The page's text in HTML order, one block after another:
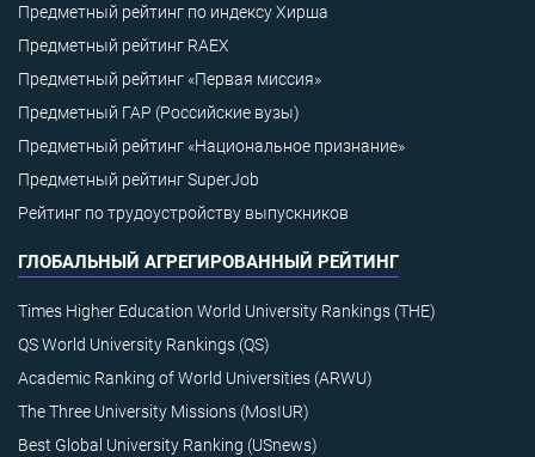
Предметный рейтинг по индексу Хирша
Предметный рейтинг RAEX
Предметный рейтинг «Первая миссия»
Предметный ГАР (Российские вузы)
Предметный рейтинг «Национальное признание»
Предметный рейтинг SuperJob
Рейтинг по трудоустройству выпускников
ГЛОБАЛЬНЫЙ АГРЕГИРОВАННЫЙ РЕЙТИНГ
Times Higher Education World University Rankings (THE)
QS World University Rankings (QS)
Academic Ranking of World Universities (ARWU)
The Three University Missions (MosIUR)
Best Global University Ranking (USnews)